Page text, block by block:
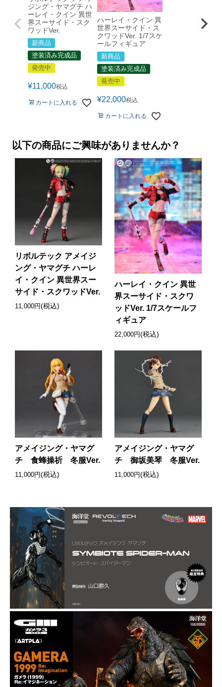
ジング・ヤマグチ ハ
ーレイ・クイン 異世
界スーサイド・スク
ワッドVer.
新商品
塗装済み完成品
発売中
¥11,000税込
カートに入れる
ハーレイ・クイン 異
世界スーサイド・ス
クワッドVer. 1/7スケ
ールフィギュア
新商品
塗装済み完成品
発売中
¥22,000税込
カートに入れる
以下の商品にご興味がありませんか？
リボルテック アメイジ
ング・ヤマグチ ハーレ
イ・クイン 異世界スー
サイド・スクワッドVer.
11,000円(税込)
ハーレイ・クイン 異世
界スーサイド・スクワ
ッドVer. 1/7スケールフ
ィギュア
22,000円(税込)
アメイジング・ヤマグ
チ 食蜂操祈 冬服Ver.
11,000円(税込)
アメイジング・ヤマグ
チ 御坂美琴 冬服Ver.
11,000円(税込)